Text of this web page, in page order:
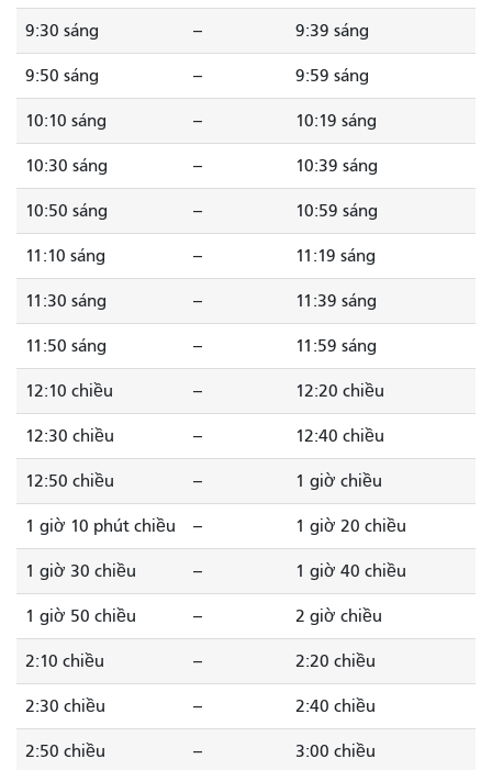
9:30 sáng -- 9:39 sáng
9:50 sáng -- 9:59 sáng
10:10 sáng -- 10:19 sáng
10:30 sáng -- 10:39 sáng
10:50 sáng -- 10:59 sáng
11:10 sáng -- 11:19 sáng
11:30 sáng -- 11:39 sáng
11:50 sáng -- 11:59 sáng
12:10 chiều -- 12:20 chiều
12:30 chiều -- 12:40 chiều
12:50 chiều -- 1 giờ chiều
1 giờ 10 phút chiều -- 1 giờ 20 chiều
1 giờ 30 chiều -- 1 giờ 40 chiều
1 giờ 50 chiều -- 2 giờ chiều
2:10 chiều -- 2:20 chiều
2:30 chiều -- 2:40 chiều
2:50 chiều -- 3:00 chiều